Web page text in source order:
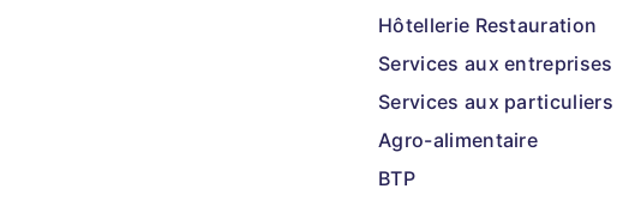
Hôtellerie Restauration
Services aux entreprises
Services aux particuliers
Agro-alimentaire
BTP